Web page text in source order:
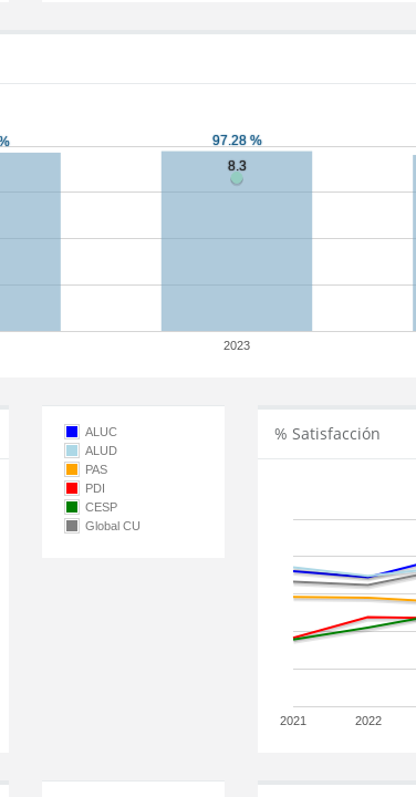
2023
ALUC
ALUD
PAS
PDI
CESP
Global CU
% Satisfacción
2021 2022